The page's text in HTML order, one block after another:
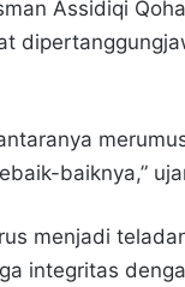
Assidiqi
baiknya,”
menjadi
integritas